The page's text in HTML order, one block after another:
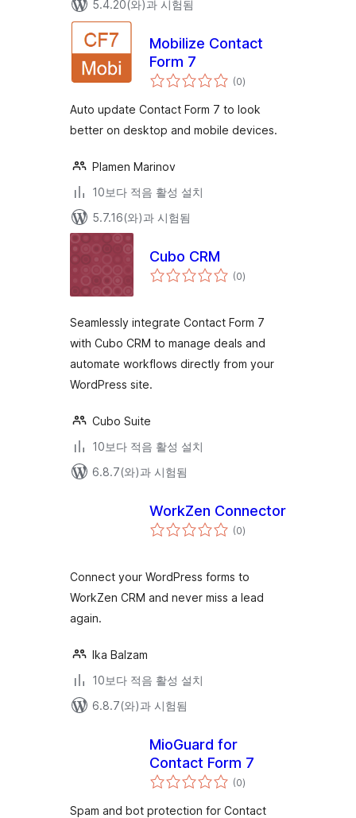
5.4.20(와)과 시험됨
Mobilize Contact
Form 7
(0전
체
점
)
Auto update Contact Form 7 to look
better on desktop and mobile devices.
Plamen Marinov
10보다 적음 활성 설치
5.7.16(와)과 시험됨
Cubo CRM
(0전
체)
Seamlessly integrate Contact Form 7
with Cubo CRM to manage deals and
automate workflows directly from your
WordPress site.
Cubo Suite
10보다 적음 활성 설치
6.8.7(와)과 시험됨
WorkZen Connector
(0전
체)
Connect your WordPress forms to
WorkZen CRM and never miss a lead
again.
Ika Balzam
10보다 적음 활성 설치
6.8.7(와)과 시험됨
MioGuard for
Contact Form 7
(0전
체
점
)
Spam and bot protection for Contact